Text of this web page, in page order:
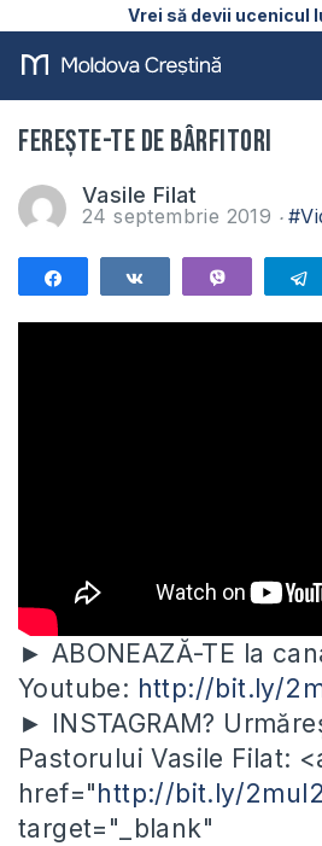
Vrei să devii ucenicul
Ferește-te de bârfitori
Vasile Filat
24 septembrie 2019
► ABONEAZĂ-TE la
Youtube: http://bit.ly/
► INSTAGRAM?
Pastorului Vasile Filat:
href="http://bit.ly/
target="_blank"